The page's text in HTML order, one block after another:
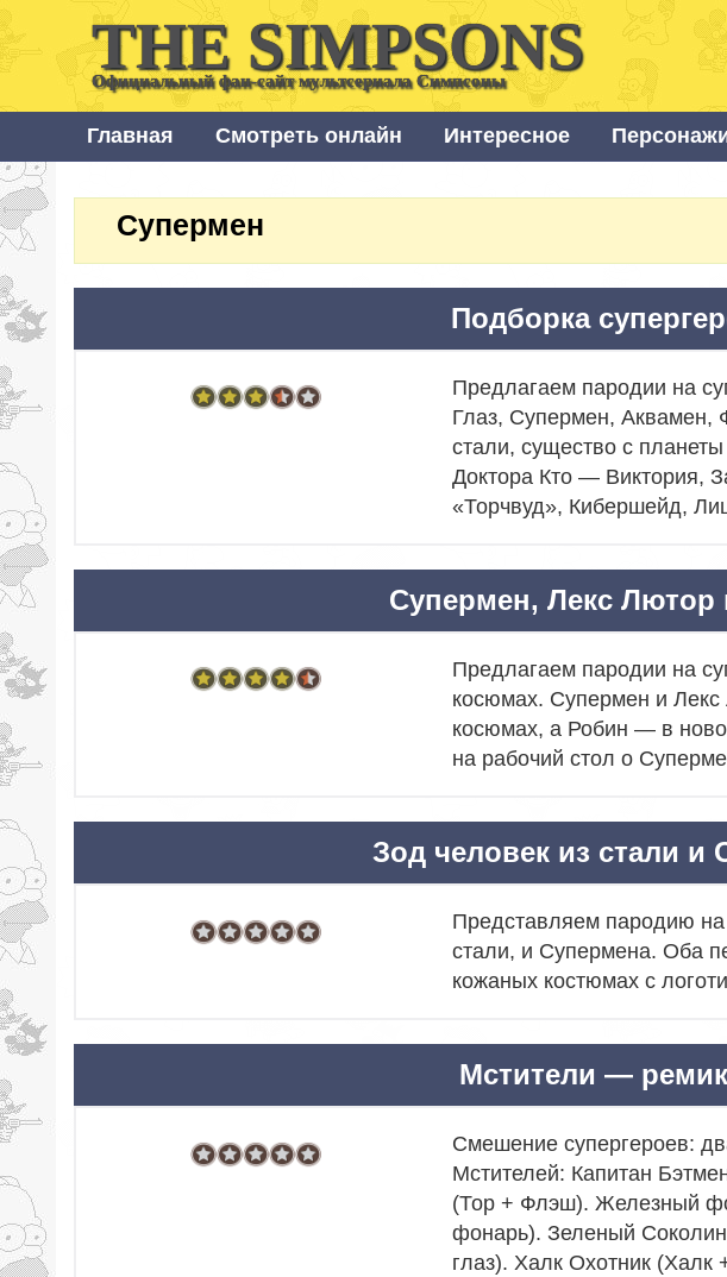
THE SIMPSONS
Официальный фан-сайт мультсериала Симпсоны
Главная Смотреть онлайн Интересное
Супермен
Подборка
Предлагаем пародии на
Глаз, Супермен,
стали, существо с
Доктора Кто — Виктория,
«Торчвуд», Кибершейд,
Супермен, Лекс Лютор
Предлагаем пародии на
косюмах. Супермен и
косюмах, а Робин — в
на рабочий стол о
Зод человек из стали и
Представляем пародию на
стали, и Супермена. Оба
кожаных костюмах с
Мстители —
Смешение супергероев:
Мстителей: Капитан
(Тор + Флэш). Железный
фонарь). Зеленый
глаз). Халк Охотник